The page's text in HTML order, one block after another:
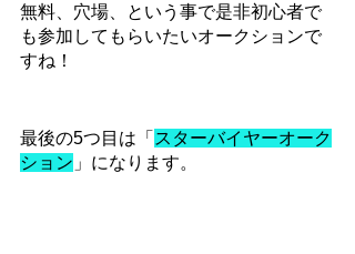
無料、穴場、という事で是非初心者で
も参加してもらいたいオークションで
すね！
最後の5つ目は「 スターバイヤーオーク
ション 」になります。